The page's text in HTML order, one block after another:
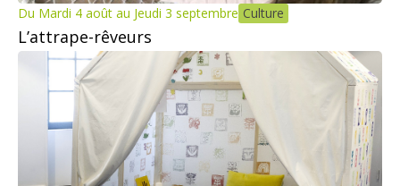
Du Mardi 4 août au Jeudi 3 septembre Culture
L’attrape-rêveurs